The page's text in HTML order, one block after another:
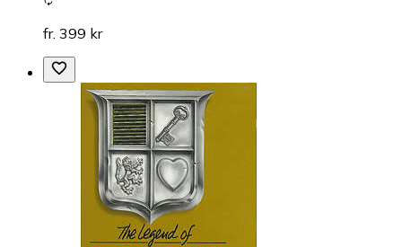
fr. 399 kr